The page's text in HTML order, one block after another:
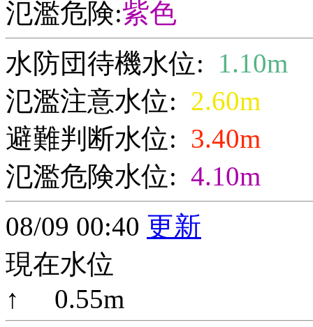
氾濫危険:紫色
水防団待機水位: 1.10m
氾濫注意水位: 2.60m
避難判断水位: 3.40m
氾濫危険水位: 4.10m
08/09 00:40 更新
現在水位
↑ 0.55m